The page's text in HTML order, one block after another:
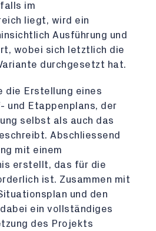
im
liegt, wird ein
Ausführung und
wobei sich letztlich die
durchgesetzt hat.
die Erstellung eines
und Etappenplans, der
selbst als auch das
Abschliessend
mit einem
erstellt, das für die
ist. Zusammen mit
und den
ein vollständiges
des Projekts